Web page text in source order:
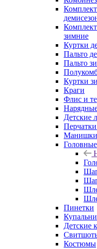
зимние
Куртки
Пальто
Пальто
Куртки
Краги
Флис и
Детские
Манишки
Пинетки
Детские
Костюмы